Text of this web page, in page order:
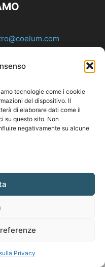
tecnologie come i cookie
del dispositivo. Il
di elaborare dati come il
su questo sito. Non
negativamente su alcune
Privacy